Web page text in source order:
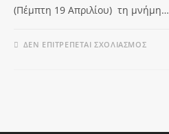
(Πέμπτη 19 Απριλίου) τη μνήμη…
ΔΕΝ ΕΠΙΤΡΈΠΕΤΑΙ ΣΧΟΛΙΑΣΜΌΣ